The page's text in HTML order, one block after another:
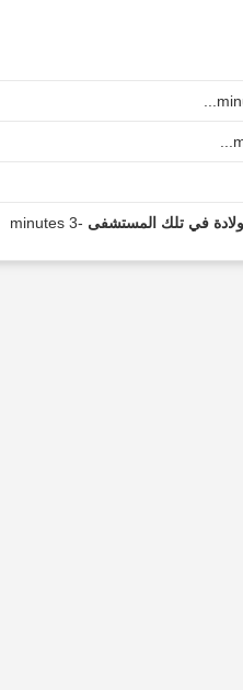
في تلك المستشفى
-3 minutes